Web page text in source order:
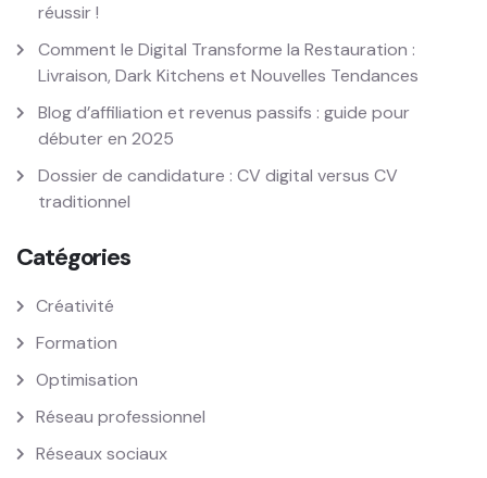
réussir !
Comment le Digital Transforme la Restauration :
Livraison, Dark Kitchens et Nouvelles Tendances
Blog d’affiliation et revenus passifs : guide pour
débuter en 2025
Dossier de candidature : CV digital versus CV
traditionnel
Catégories
Créativité
Formation
Optimisation
Réseau professionnel
Réseaux sociaux